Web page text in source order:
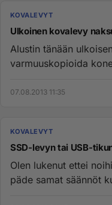
KOVALEVYT
Ulkoinen kovalevy
Alustin tänään
varmuuskopioida
07.08.2013 11:35
KOVALEVYT
SSD-levyn tai USB-
Olen lukenut ettei
päde samat säännöt